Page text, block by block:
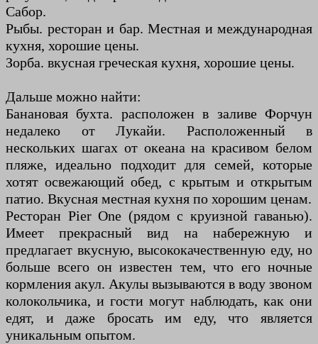
Сабор.
Рыбы. ресторан и бар. Местная и международная
кухня, хорошие цены.
Зорба. вкусная греческая кухня, хорошие цены.
Дальше можно найти:
Банановая бухта. расположен в заливе Форчун
недалеко от Лукайи. Расположенный в
нескольких шагах от океана на красивом белом
пляже, идеально подходит для семей, которые
хотят освежающий обед, с крытым и открытым
патио. Вкусная местная кухня по хорошим ценам.
Ресторан Pier One (рядом с круизной гаванью).
Имеет прекрасный вид на набережную и
предлагает вкусную, высококачественную еду, но
больше всего он известен тем, что его ночные
кормления акул. Акулы вызываются в воду звоном
колокольчика, и гости могут наблюдать, как они
едят, и даже бросать им еду, что является
уникальным опытом.